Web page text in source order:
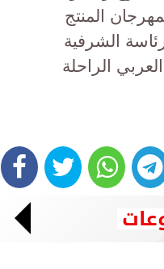
المنتج
الشرفية
الراحلة